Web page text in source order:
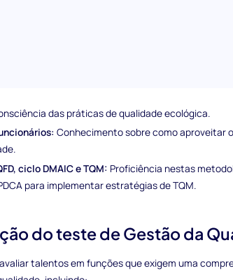
das práticas de qualidade ecológica.
Conhecimento sobre como aproveitar
ciclo DMAIC e TQM: Proficiência nestas
para implementar estratégias de TQM.
do teste de Gestão da
talentos em funções que exigem uma